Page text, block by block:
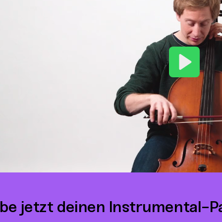
Play
jetzt deinen Instrumental-